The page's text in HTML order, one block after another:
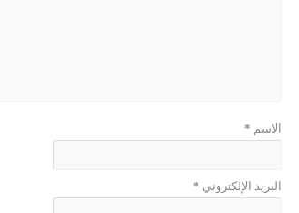
الاسم *
البريد الإلكتروني *